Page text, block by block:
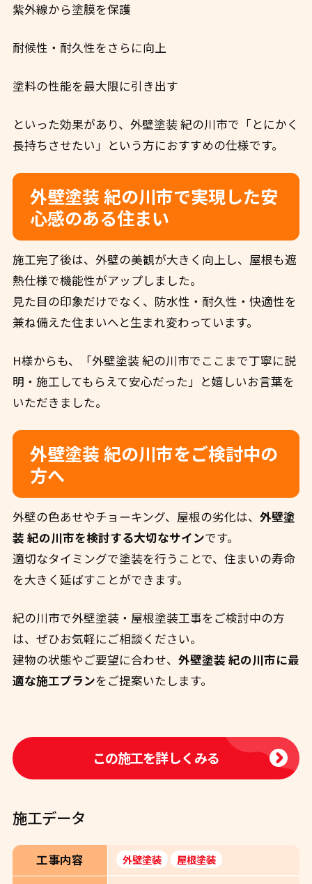
紫外線から塗膜を保護
耐候性・耐久性をさらに向上
塗料の性能を最大限に引き出す
といった効果があり、外壁塗装 紀の川市で「とにかく
長持ちさせたい」という方におすすめの仕様です。
外壁塗装 紀の川市で実現した安
心感のある住まい
施工完了後は、外壁の美観が大きく向上し、屋根も遮
熱仕様で機能性がアップしました。
見た目の印象だけでなく、防水性・耐久性・快適性を
兼ね備えた住まいへと生まれ変わっています。
H様からも、「外壁塗装 紀の川市でここまで丁寧に説
明・施工してもらえて安心だった」と嬉しいお言葉を
いただきました。
外壁塗装 紀の川市をご検討中の
方へ
外壁の色あせやチョーキング、屋根の劣化は、 外壁塗
装 紀の川市を検討する大切なサインです。
適切なタイミングで塗装を行うことで、住まいの寿命
を大きく延ばすことができます。
紀の川市で外壁塗装・屋根塗装工事をご検討中の方
は、ぜひお気軽にご相談ください。
建物の状態やご要望に合わせ、 外壁塗装 紀の川市に最
適な施工プランをご提案いたします。
この施工を詳しくみる
施工データ
工事内容 外壁塗装 屋根塗装